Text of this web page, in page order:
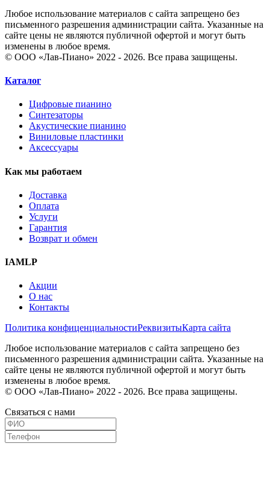
Любое использование материалов с сайта запрещено без
письменного разрешения администрации сайта. Указанные на
сайте цены не являются публичной офертой и могут быть
изменены в любое время.
© ООО «Лав-Пиано» 2022 - 2026. Все права защищены.
Каталог
Цифровые пианино
Синтезаторы
Акустические пианино
Виниловые пластинки
Аксессуары
Как мы работаем
Доставка
Оплата
Услуги
Гарантия
Возврат и обмен
IAMLP
Акции
О нас
Контакты
Политика конфиценциальностиРеквизитыКарта сайта
Любое использование материалов с сайта запрещено без
письменного разрешения администрации сайта. Указанные на
сайте цены не являются публичной офертой и могут быть
изменены в любое время.
© ООО «Лав-Пиано» 2022 - 2026. Все права защищены.
Связаться с нами